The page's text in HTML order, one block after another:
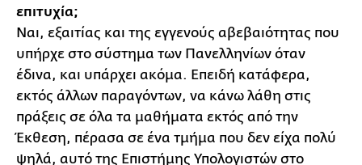
επιτυχία;
Ναι, εξαιτίας και της εγγενούς αβεβαιότητας που
υπήρχε στο σύστημα των Πανελληνίων όταν
έδινα, και υπάρχει ακόμα. Επειδή κατάφερα,
εκτός άλλων παραγόντων, να κάνω λάθη στις
πράξεις σε όλα τα μαθήματα εκτός από την
Έκθεση, πέρασα σε ένα τμήμα που δεν είχα πολύ
ψηλά, αυτό της Επιστήμης Υπολογιστών στο